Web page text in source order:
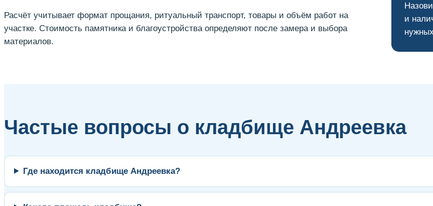
Расчёт учитывает формат прощания, ритуальный транспорт, товары и объём работ на
участке. Стоимость памятника и благоустройства определяют после замера и выбора
материалов.
и
Частые вопросы о кладбище Андреевка
Где находится кладбище Андреевка?